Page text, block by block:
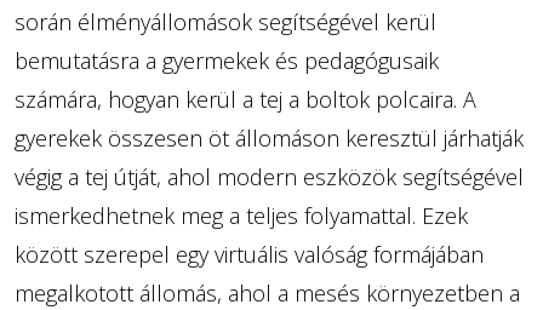
során élményállomások segítségével kerül
bemutatásra a gyermekek és pedagógusaik
számára, hogyan kerül a tej a boltok polcaira. A
gyerekek összesen öt állomáson keresztül járhatják
végig a tej útját, ahol modern eszközök segítségével
ismerkedhetnek meg a teljes folyamattal. Ezek
között szerepel egy virtuális valóság formájában
megalkotott állomás, ahol a mesés környezetben a